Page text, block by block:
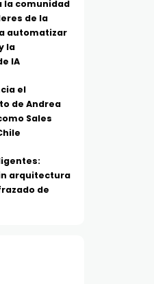
la comunidad
de la
automatizar
la
IA
el
de Andrea
Sales
arquitectura
de